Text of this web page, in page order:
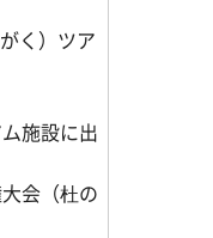
く）ツア
施設に出
会（杜の